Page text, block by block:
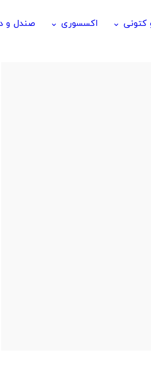
keyboard_arrow_down اکسسوری keyboard_arrow_down صندل و